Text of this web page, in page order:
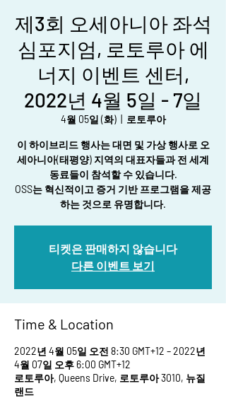
제3회 오세아니아 좌석
심포지엄, 로토루아 에
너지 이벤트 센터,
2022년 4월 5일 - 7일
4월 05일 (화)
  |
로토루아
이 하이브리드 행사는 대면 및 가상 행사로 오
세아니아(태평양) 지역의 대표자들과 전 세계
동료들이 참석할 수 있습니다.
OSS는 혁신적이고 증거 기반 프로그램을 제공
하는 것으로 유명합니다.
티켓은 판매하지 않습니다
다른 이벤트 보기
Time & Location
2022년 4월 05일 오전 8:30 GMT+12 – 2022년
4월 07일 오후 6:00 GMT+12
로토루아, Queens Drive, 로토루아 3010, 뉴질
랜드